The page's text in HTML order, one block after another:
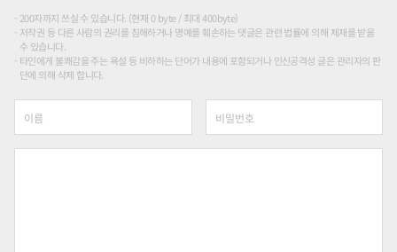
200자까지 쓰실 수 있습니다. (현재 0 byte / 최대 400byte)
저작권 등 다른 사람의 권리를 침해하거나 명예를 훼손하는 댓글은 관련 법률에 의해 제재를 받을
수 있습니다.
타인에게 불쾌감을 주는 욕설 등 비하하는 단어가 내용에 포함되거나 인신공격성 글은 관리자의 판
단에 의해 삭제 합니다.